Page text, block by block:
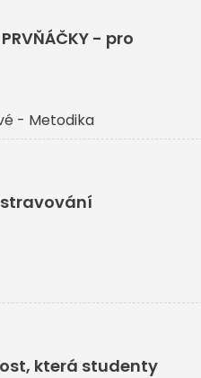
- pro
- Metodika
která studenty